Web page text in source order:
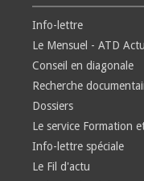
Info-lettre
Le Mensuel - ATD
Conseil en diagonale
Recherche
Dossiers
Le service Formation
Info-lettre spéciale
Le Fil d'actu